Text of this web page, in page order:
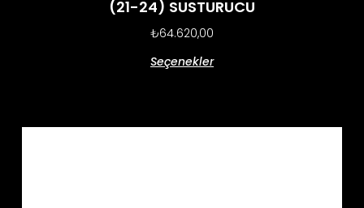
(21-24) SUSTURUCU
₺64.620,00
Seçenekler